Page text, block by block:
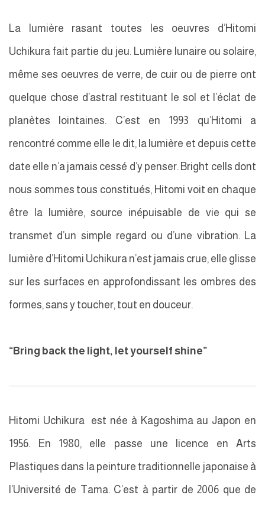
La lumière rasant toutes les oeuvres d’Hitomi
Uchikura fait partie du jeu. Lumière lunaire ou solaire,
même ses oeuvres de verre, de cuir ou de pierre ont
quelque chose d’astral restituant le sol et l’éclat de
planètes lointaines. C’est en 1993 qu’Hitomi a
rencontré comme elle le dit, la lumière et depuis cette
date elle n’a jamais cessé d’y penser. Bright cells dont
nous sommes tous constitués, Hitomi voit en chaque
être la lumière, source inépuisable de vie qui se
transmet d’un simple regard ou d’une vibration. La
lumière d’Hitomi Uchikura n’est jamais crue, elle glisse
sur les surfaces en approfondissant les ombres des
formes, sans y toucher, tout en douceur.
“Bring back the light, let yourself shine”
Hitomi Uchikura est née à Kagoshima au Japon en
1956. En 1980, elle passe une licence en Arts
Plastiques dans la peinture traditionnelle japonaise à
l’Université de Tama. C’est à partir de 2006 que de